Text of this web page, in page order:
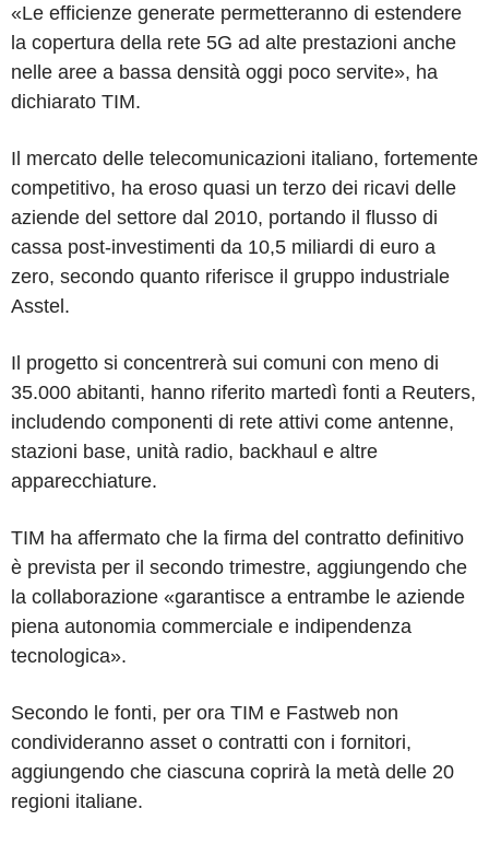
«Le efficienze generate permetteranno di estendere
la copertura della rete 5G ad alte prestazioni anche
nelle aree a bassa densità oggi poco servite», ha
dichiarato TIM.
Il mercato delle telecomunicazioni italiano, fortemente
competitivo, ha eroso quasi un terzo dei ricavi delle
aziende del settore dal 2010, portando il flusso di
cassa post-investimenti da 10,5 miliardi di euro a
zero, secondo quanto riferisce il gruppo industriale
Asstel.
Il progetto si concentrerà sui comuni con meno di
35.000 abitanti, hanno riferito martedì fonti a Reuters,
includendo componenti di rete attivi come antenne,
stazioni base, unità radio, backhaul e altre
apparecchiature.
TIM ha affermato che la firma del contratto definitivo
è prevista per il secondo trimestre, aggiungendo che
la collaborazione «garantisce a entrambe le aziende
piena autonomia commerciale e indipendenza
tecnologica».
Secondo le fonti, per ora TIM e Fastweb non
condivideranno asset o contratti con i fornitori,
aggiungendo che ciascuna coprirà la metà delle 20
regioni italiane.